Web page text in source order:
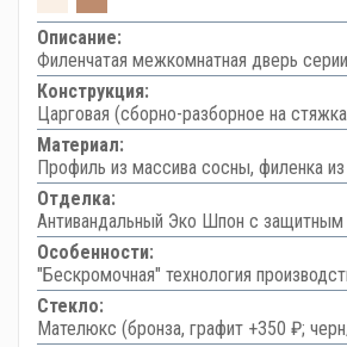
Описание:
Филенчатая межкомнатная дверь
Конструкция:
Царговая (сборно-разборное на
Материал:
Профиль из массива сосны, филенка
Отделка:
Антивандальный Эко Шпон с
Особенности:
"Бескромочная" технология
Стекло:
Мателюкс (бронза, графит +350 ₽;